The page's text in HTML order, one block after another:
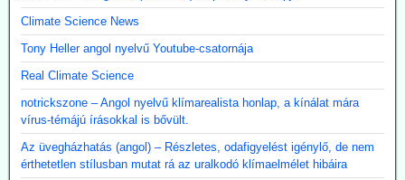
Climate Science News
Tony Heller angol nyelvű Youtube-csatornája
Real Climate Science
notrickszone – Angol nyelvű klímarealista honlap, a kínálat mára
vírus-témájú írásokkal is bővült.
Az üvegházhatás (angol) – Részletes, odafigyelést igénylő, de nem
érthetetlen stílusban mutat rá az uralkodó klímaelmélet hibáira